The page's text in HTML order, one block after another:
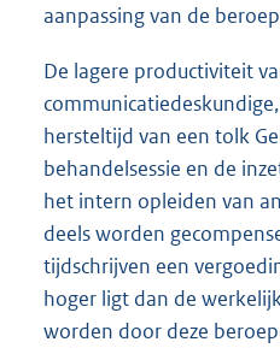
aanpassing van de
De lagere productiviteit
hersteltijd van een tolk
behandelsessie en de
het intern opleiden van
deels worden
tijdschrijven een
hoger ligt dan de
worden door deze